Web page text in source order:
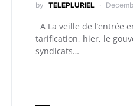
by TELEPLURIEL
A La veille de l’entrée
tarification, hier, le
syndicats…